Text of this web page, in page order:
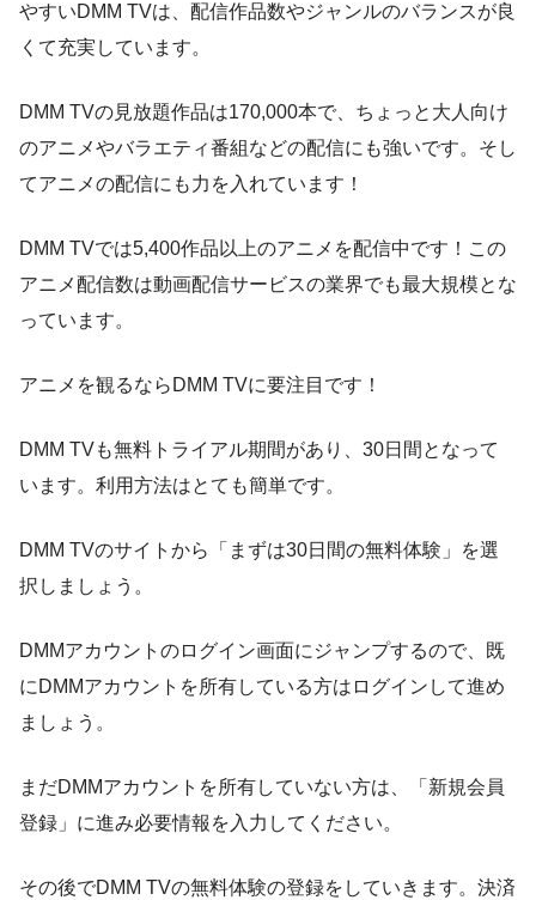
やすいDMM TVは、配信作品数やジャンルのバランスが良
くて充実しています。
DMM TVの見放題作品は170,000本で、ちょっと大人向け
のアニメやバラエティ番組などの配信にも強いです。そし
てアニメの配信にも力を入れています！
DMM TVでは5,400作品以上のアニメを配信中です！この
アニメ配信数は動画配信サービスの業界でも最大規模とな
っています。
アニメを観るならDMM TVに要注目です！
DMM TVも無料トライアル期間があり、30日間となって
います。利用方法はとても簡単です。
DMM TVのサイトから「まずは30日間の無料体験」を選
択しましょう。
DMMアカウントのログイン画面にジャンプするので、既
にDMMアカウントを所有している方はログインして進め
ましょう。
まだDMMアカウントを所有していない方は、「新規会員
登録」に進み必要情報を入力してください。
その後でDMM TVの無料体験の登録をしていきます。決済